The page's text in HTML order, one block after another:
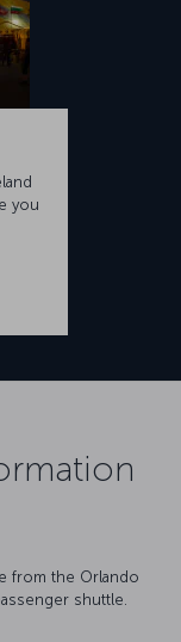
you
from the Orlando
shuttle.